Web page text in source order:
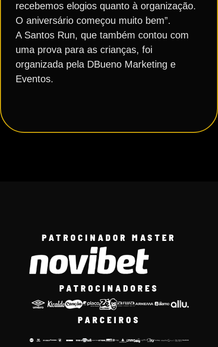
recebemos elogios quanto à organização.
O aniversário começou muito bem”.
A Santos Run, que também contou com
uma prova para as crianças, foi
organizada pela DBueno Marketing e
Eventos.
PATROCINADOR MASTER
PATROCINADORES
PARCEIROS